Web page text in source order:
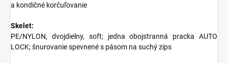
a kondičné korčuľovanie
Skelet:
PE/NYLON, dvojdielny, soft; jedna obojstranná pracka AUTO
LOCK; šnurovanie spevnené s pásom na suchý zips